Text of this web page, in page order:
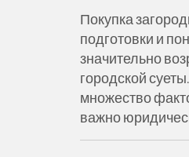
Покупка
подготовки и
значительно
городской
множество
важно